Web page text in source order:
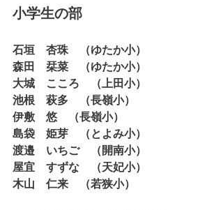
小学生の部
石垣　杏珠　（ゆたか小）
森田　栞菜　（ゆたか小）
大城　こころ　（上田小）
池根　萩多　（長嶺小）
伊敷　悠　（長嶺小）
島袋　姫芽　（とよみ小）
渡邉　いちご　（開南小）
屋宜　すずな　（天妃小）
木山　仁来　（若狭小）